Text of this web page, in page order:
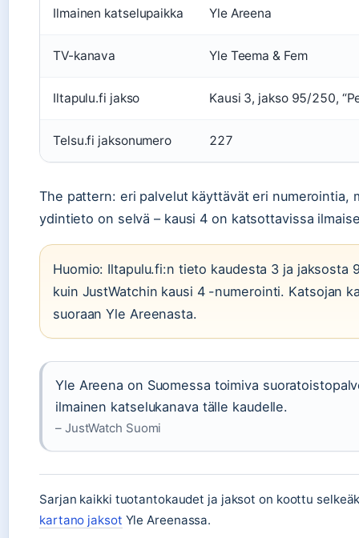
Ilmainen katselupaikka Yle Areena
TV-kanava Yle Teema & Fem
Iltapulu.fi jakso Kausi 3, jakso 95/250,
Telsu.fi jaksonumero 227
The pattern: eri palvelut käyttävät eri numerointia,
ydintieto on selvä – kausi 4 on katsottavissa
Huomio: Iltapulu.fi:n tieto kaudesta 3 ja jaksosta
kuin JustWatchin kausi 4 -numerointi. Katsojan
suoraan Yle Areenasta.
Yle Areena on Suomessa toimiva
ilmainen katselukanava tälle kaudelle.
– JustWatch Suomi
Sarjan kaikki tuotantokaudet ja jaksot on koottu
kartano jaksot Yle Areenassa.